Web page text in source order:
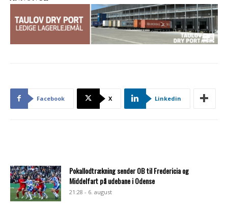
Facebook X Linkedin
Pokallodtrækning sender OB til Fredericia og
Middelfart på udebane i Odense
21:28 - 6. august